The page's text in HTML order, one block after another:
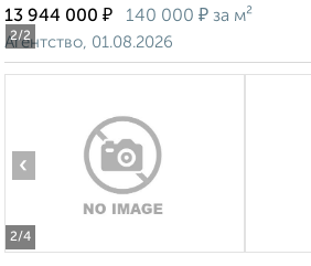
2/2
13 944 000 ₽ 140 000 ₽ за м²
Агентство, 01.08.2026
2/4
‹